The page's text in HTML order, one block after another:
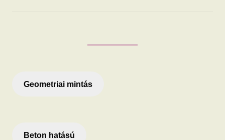
Geometriai mintás
Beton hatású